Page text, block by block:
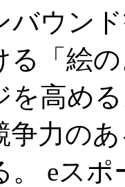
バウン
る「絵
を高め
争力の
。 eス